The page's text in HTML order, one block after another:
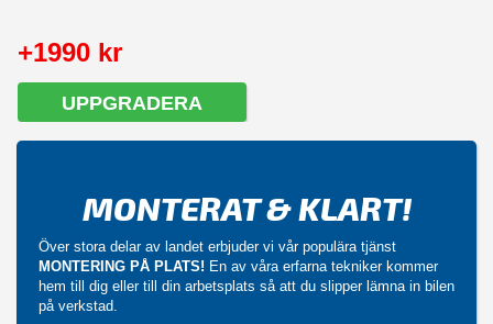
+1990 kr
UPPGRADERA
MONTERAT & KLART!
Över stora delar av landet erbjuder vi vår populära tjänst
MONTERING PÅ PLATS! En av våra erfarna tekniker kommer
hem till dig eller till din arbetsplats så att du slipper lämna in bilen
på verkstad.